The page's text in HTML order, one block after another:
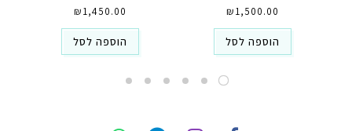
₪1,500.00
הוספה לסל
₪1,450.00
הוספה לסל